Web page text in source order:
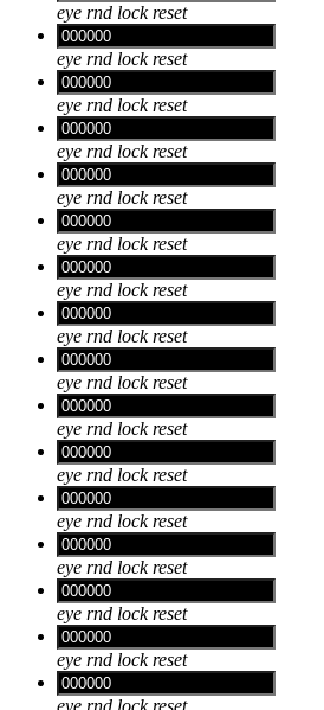
eye rnd lock reset
eye rnd lock reset
eye rnd lock reset
eye rnd lock reset
eye rnd lock reset
eye rnd lock reset
eye rnd lock reset
eye rnd lock reset
eye rnd lock reset
eye rnd lock reset
eye rnd lock reset
eye rnd lock reset
eye rnd lock reset
eye rnd lock reset
eye rnd lock reset
eye rnd lock reset